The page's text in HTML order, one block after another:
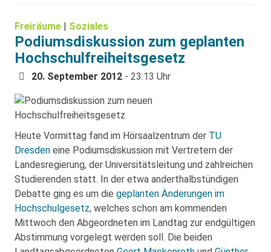
Freiräume | Soziales
Podiumsdiskussion zum geplanten
Hochschulfreiheitsgesetz
20. September 2012 - 23:13 Uhr
Heute Vormittag fand im Hörsaalzentrum der TU
Dresden eine Podiumsdiskussion mit Vertretern der
Landesregierung, der Universitätsleitung und zahlreichen
Studierenden statt. In der etwa anderthalbstündigen
Debatte ging es um die geplanten Änderungen im
Hochschulgesetz, welches schon am kommenden
Mittwoch den Abgeordneten im Landtag zur endgültigen
Abstimmung vorgelegt werden soll. Die beiden